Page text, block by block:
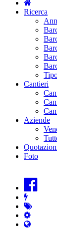
Ricerca
Cantieri
Aziende
Foto